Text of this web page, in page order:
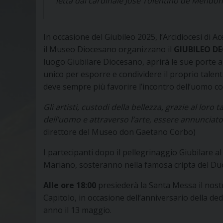
In occasione del Giubileo 2025, l’Arcidiocesi di
il Museo Diocesano organizzano il GIUBILEO
luogo Giubilare Diocesano, aprirà le sue porte
unico per esporre e condividere il proprio
deve sempre più favorire l’incontro dell’uomo
Gli artisti, custodi della bellezza, grazie al loro
dell’uomo e attraverso l’arte, essere
direttore del Museo don Gaetano Corbo)
I partecipanti dopo il pellegrinaggio Giubilare
Mariano, sosteranno nella famosa cripta del
Alle ore 18:00 presiederà la Santa Messa il
Capitolo, in occasione dell’anniversario della
anno il 13 maggio.